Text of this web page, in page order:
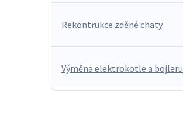
Rekontrukce zděné chaty
Výměna elektrokotle a bojleru